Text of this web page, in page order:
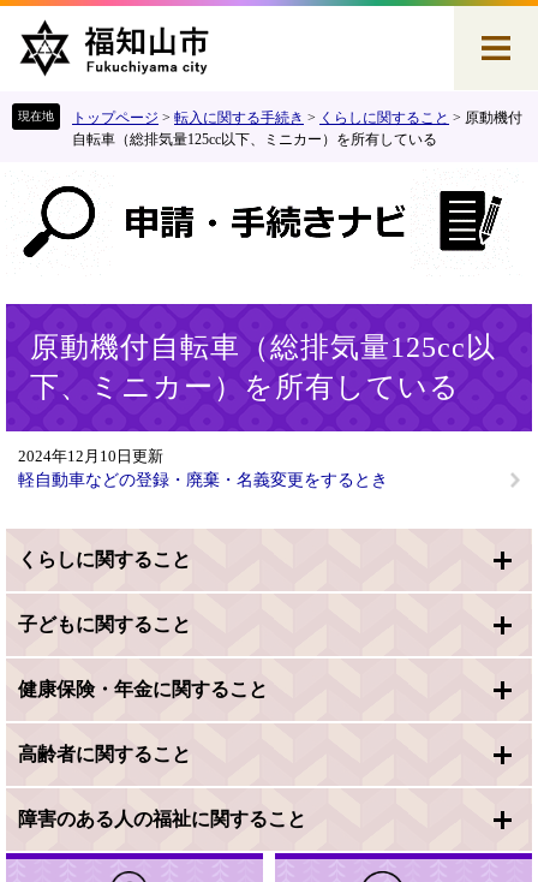
す
。
し
て
文
トップページ > 転入に関する手続き > くらしに関すること > 原動機付
自転車（総排気量125cc以下、ミニカー）を所有している
原動機付自転車（総排気量125cc以
下、ミニカー）を所有している
2024年12月10日更新
軽自動車などの登録・廃棄・名義変更をするとき
くらしに関すること
子どもに関すること
健康保険・年金に関すること
高齢者に関すること
障害のある人の福祉に関すること